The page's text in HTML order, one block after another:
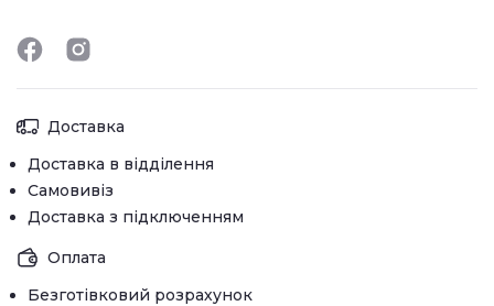
Доставка
Доставка в відділення
Самовивіз
Доставка з підключенням
Оплата
Безготівковий розрахунок